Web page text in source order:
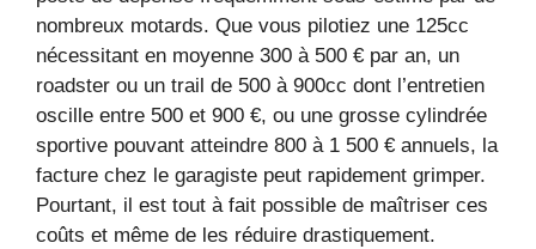
nombreux motards. Que vous pilotiez une 125cc
nécessitant en moyenne 300 à 500 € par an, un
roadster ou un trail de 500 à 900cc dont l’entretien
oscille entre 500 et 900 €, ou une grosse cylindrée
sportive pouvant atteindre 800 à 1 500 € annuels, la
facture chez le garagiste peut rapidement grimper.
Pourtant, il est tout à fait possible de maîtriser ces
coûts et même de les réduire drastiquement.